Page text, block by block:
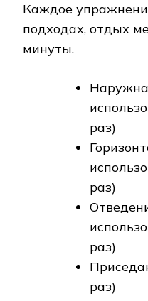
Каждое
подходах, отдых
минуты.
раз)
раз)
раз)
раз)